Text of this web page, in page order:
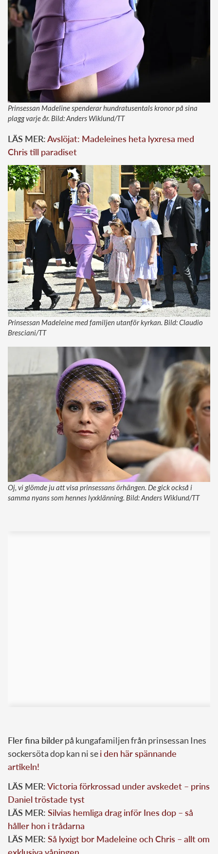
Prinsessan Madeline spenderar hundratusentals kronor på sina
plagg varje år. Bild: Anders Wiklund/TT
LÄS MER:Avslöjat: Madeleines heta lyxresa med
Chris till paradiset
Prinsessan Madeleine med familjen utanför kyrkan. Bild: Claudio
Bresciani/TT
Oj, vi glömde ju att visa prinsessans örhängen. De gick också i
samma nyans som hennes lyxklänning. Bild: Anders Wiklund/TT
Fler fina bilderpå kungafamiljen från prinsessan Ines
sockersöta dop kan ni sei den här spännande
artikeln!
LÄS MER:Victoria förkrossad under avskedet – prins
Daniel tröstade tyst
LÄS MER: Silvias hemliga drag inför Ines dop – så
håller hon i trådarna
LÄS MER: Så lyxigt bor Madeleine och Chris – allt om